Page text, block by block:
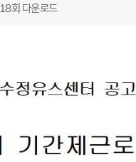
18회 다운로드